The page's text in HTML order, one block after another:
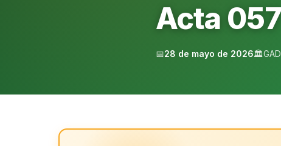
Acta
📅28 de mayo de 2026🏛️